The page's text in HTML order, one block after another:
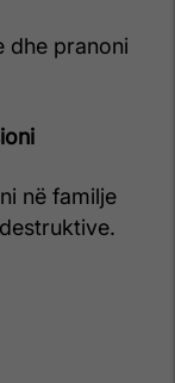
dhe pranoni
në familje